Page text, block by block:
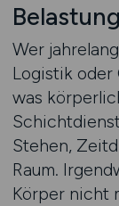
Wer
Logistik oder
was
Stehen,
Raum.
Körper nicht